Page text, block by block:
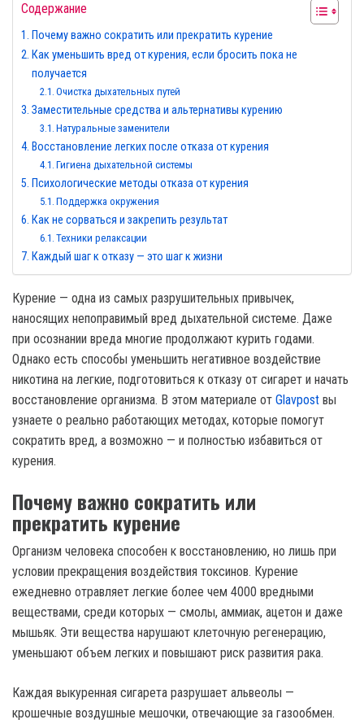
Содержание
Почему важно сократить или прекратить курение
Как уменьшить вред от курения, если бросить пока не
получается
Очистка дыхательных путей
Заместительные средства и альтернативы курению
Натуральные заменители
Восстановление легких после отказа от курения
Гигиена дыхательной системы
Психологические методы отказа от курения
Поддержка окружения
Как не сорваться и закрепить результат
Техники релаксации
Каждый шаг к отказу — это шаг к жизни
Курение — одна из самых разрушительных привычек,
наносящих непоправимый вред дыхательной системе. Даже
при осознании вреда многие продолжают курить годами.
Однако есть способы уменьшить негативное воздействие
никотина на легкие, подготовиться к отказу от сигарет и начать
восстановление организма. В этом материале от Glavpost вы
узнаете о реально работающих методах, которые помогут
сократить вред, а возможно — и полностью избавиться от
курения.
Почему важно сократить или
прекратить курение
Организм человека способен к восстановлению, но лишь при
условии прекращения воздействия токсинов. Курение
ежедневно отравляет легкие более чем 4000 вредными
веществами, среди которых — смолы, аммиак, ацетон и даже
мышьяк. Эти вещества нарушают клеточную регенерацию,
уменьшают объем легких и повышают риск развития рака.
Каждая выкуренная сигарета разрушает альвеолы —
крошечные воздушные мешочки, отвечающие за газообмен.